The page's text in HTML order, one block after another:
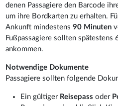
denen Passagiere den Barcode
um ihre Bordkarten zu erhalten.
Ankunft mindestens 90 Minuten
Fußpassagiere sollten
ankommen.
Notwendige Dokumente
Passagiere sollten folgende
Ein gültiger Reisepassoder